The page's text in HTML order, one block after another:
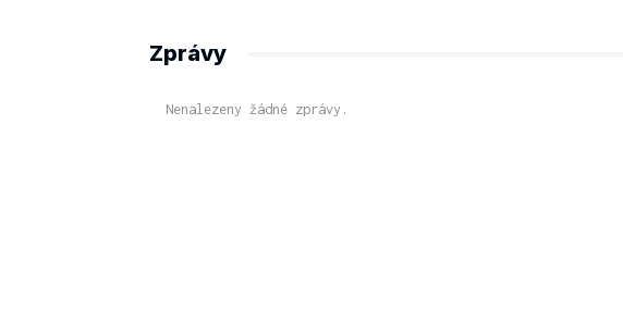
Zprávy
Nenalezeny žádné zprávy.